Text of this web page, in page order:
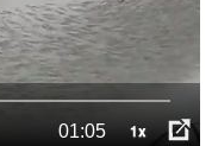
01:05 1x